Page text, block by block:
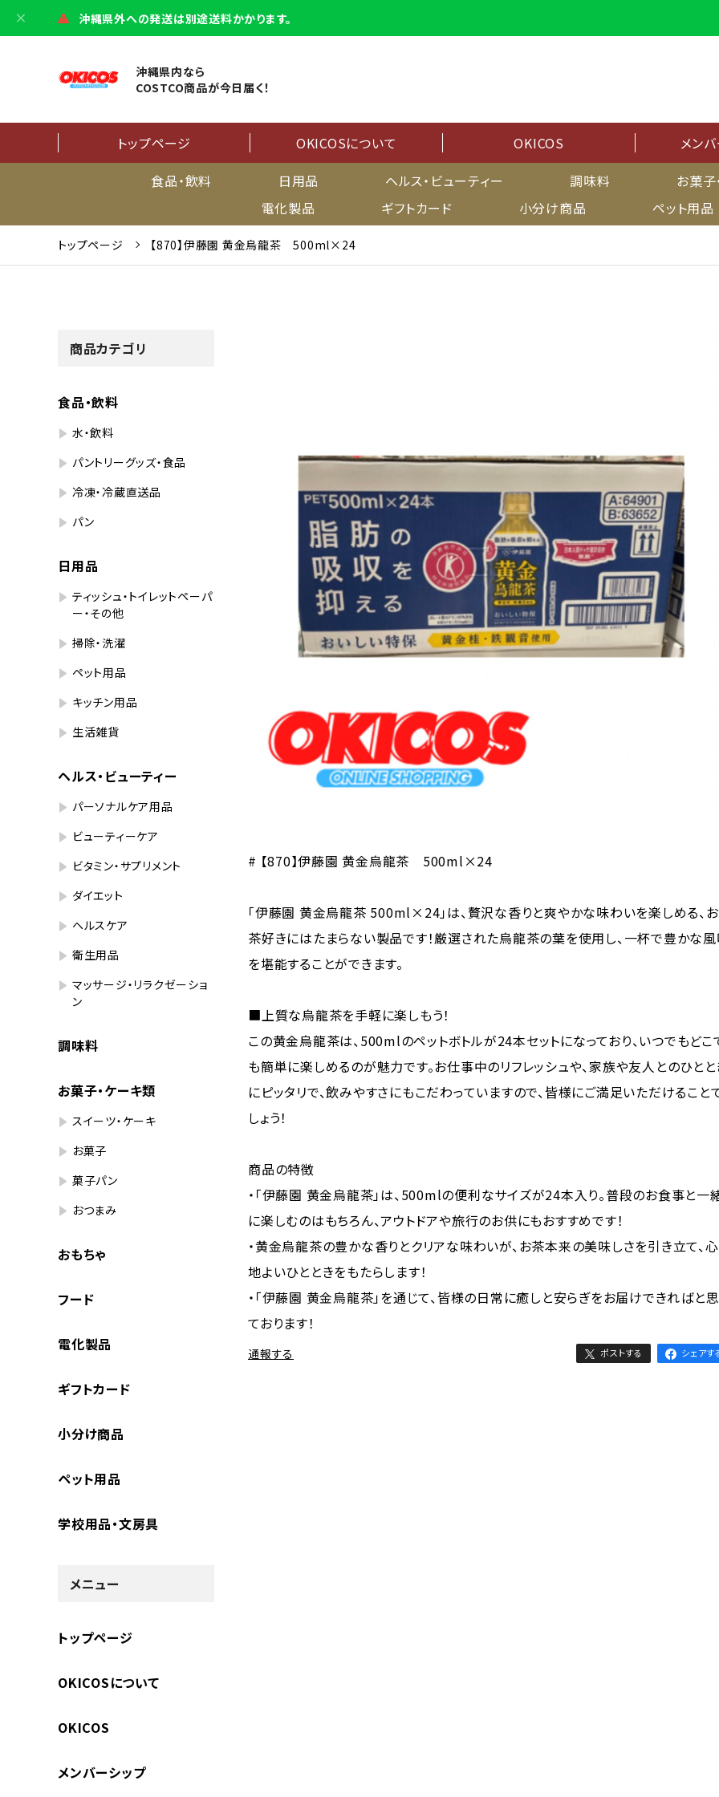
沖縄県外への発送は別途送料かかります。
沖縄県内なら
COSTCO商品が今日届く！
トップページ OKICOSについて OKICOS
メン
メンバーシッ
マイページ
食品・飲料
日用品 ヘルス・ビューティー 調味料 お菓子
電化製品
ギフトカード 小分け商品 ペット用品
トップページ 【870】伊藤園 黄金烏龍茶 500ml×24
商品カテゴリ
食品・飲料
水・飲料
パントリーグッズ・食品
冷凍・冷蔵直送品
パン
日用品
ティッシュ・トイレットペーパ
ー・その他
掃除・洗濯
ペット用品
キッチン用品
生活雑貨
ヘルス・ビューティー
パーソナルケア用品
ビューティーケア
ビタミン・サプリメント
ダイエット
ヘルスケア
衛生用品
マッサージ・リラクゼーショ
ン
調味料
お菓子・ケーキ類
スイーツ・ケーキ
お菓子
菓子パン
おつまみ
おもちゃ
フード
電化製品
ギフトカード
小分け商品
ペット用品
学校用品・文房具
メニュー
トップページ
OKICOSについて
OKICOS
メンバーシップ
# 【870】伊藤園 黄金烏龍茶 500ml×24
「伊藤園 黄金烏龍茶 500ml×24」は、贅沢な香りと爽やかな味わいを楽しめる、お
茶好きにはたまらない製品です！厳選された烏龍茶の葉を使用し、一杯で豊かな
を堪能することができます。
■上質な烏龍茶を手軽に楽しもう！
この黄金烏龍茶は、500mlのペットボトルが24本セットになっており、いつでもどこ
も簡単に楽しめるのが魅力です。お仕事中のリフレッシュや、家族や友人とのひとと
にピッタリで、飲みやすさにもこだわっていますので、皆様にご満足いただけること
しょう！
商品の特徴
・「伊藤園 黄金烏龍茶」は、500mlの便利なサイズが24本入り。普段のお食事と一
に楽しむのはもちろん、アウトドアや旅行のお供にもおすすめです！
・黄金烏龍茶の豊かな香りとクリアな味わいが、お茶本来の美味しさを引き立て、心
地よいひとときをもたらします！
・「伊藤園 黄金烏龍茶」を通じて、皆様の日常に癒しと安らぎをお届けできればと
ております！
通報する ポストする シェアす